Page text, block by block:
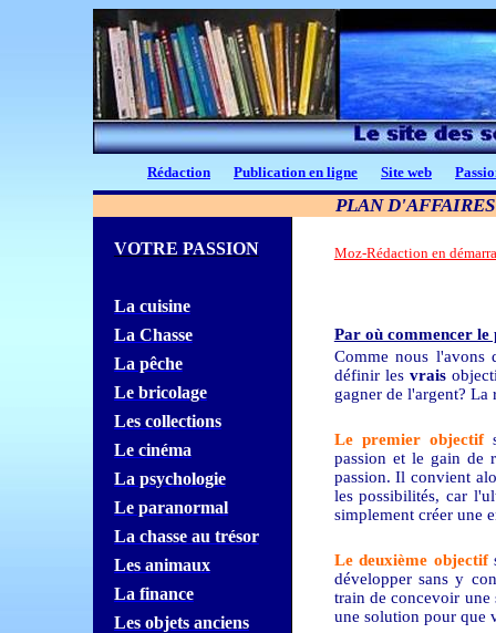
Rédaction Publication en ligne Site web
PLAN
VOTRE PASSION
La cuisine
La Chasse
La pêche
Le bricolage
Les collections
Le cinéma
La psychologie
Le paranormal
La chasse au trésor
Les animaux
La finance
Les objets anciens
Moz-Rédaction en
Par où commencer
Comme nous l'avons
définir les vrais
gagner de l'argent? La
Le premier objectif
passion et le gain de
passion. Il convient
les possibilités, car
simplement créer une
Le deuxième objectif
développer sans y
train de concevoir une
une solution pour que